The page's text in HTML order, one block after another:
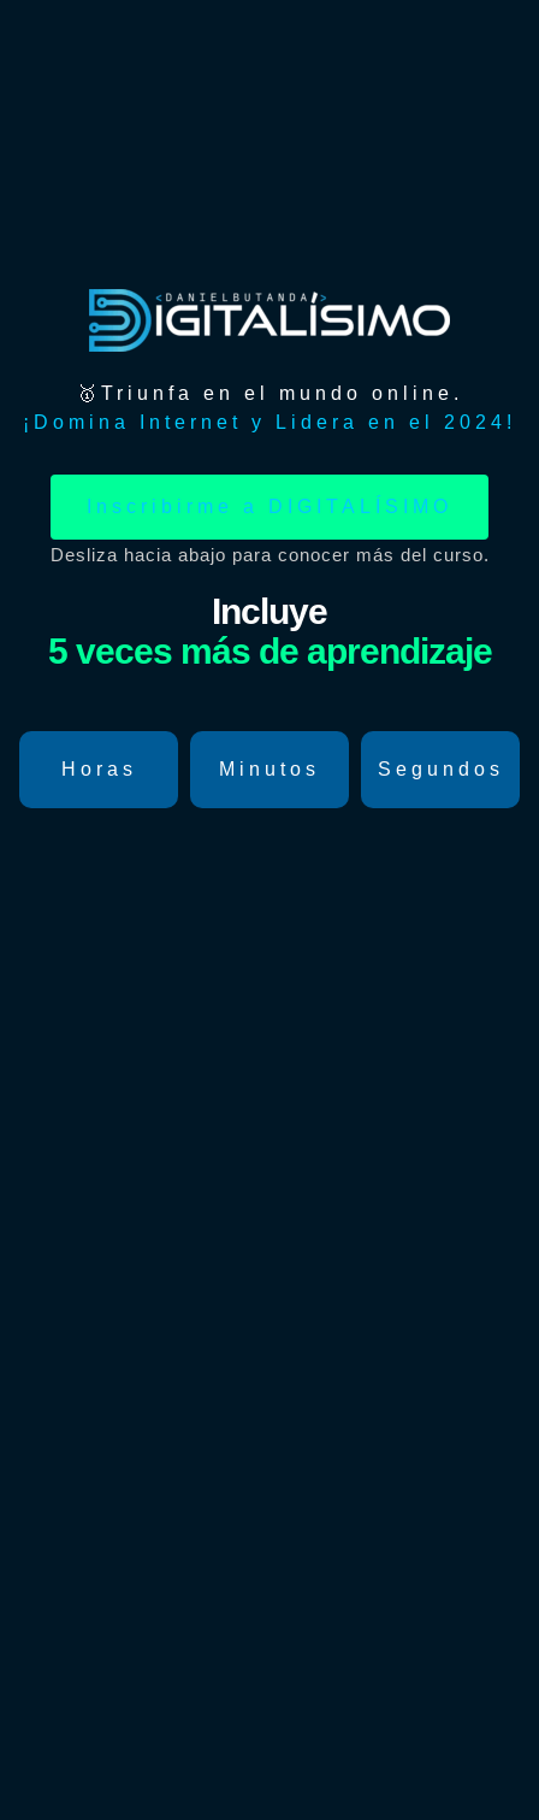
🥇Triunfa en el mundo online.
¡Domina Internet y Lidera en el 2024!
Inscribirme a DIGITALÍSIMO
Desliza hacia abajo para conocer más del curso.
Incluye
5 veces más de aprendizaje
Horas Minutos Segundos